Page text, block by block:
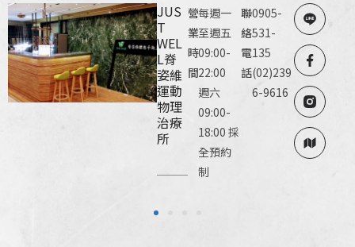
JUS
T
WEL
L脊
姿維
運動
物理
治療
所
營
業
時
間
每週一
至週五
09:00-
22:00
週六
09:00-
18:00 採
全預約
制
聯
絡
電
話
0905-
531-
135
(02)239
6-9616
4